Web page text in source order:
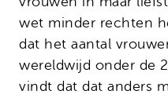
wet minder rechten
dat het aantal
wereldwijd onder de
vindt dat dat anders